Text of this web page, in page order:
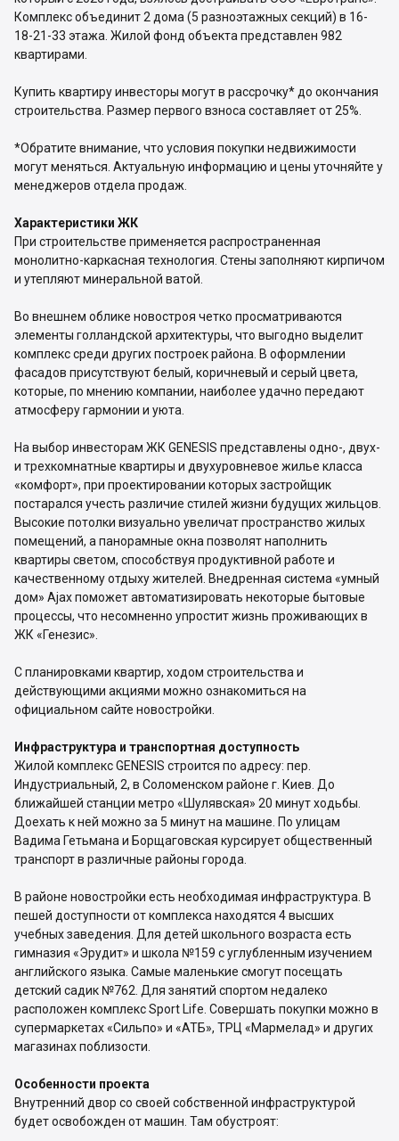
Комплекс объединит 2 дома (5 разноэтажных секций) в 16-
18-21-33 этажа. Жилой фонд объекта представлен 982
квартирами.
Купить квартиру инвесторы могут в рассрочку* до окончания
строительства. Размер первого взноса составляет от 25%.
*Обратите внимание, что условия покупки недвижимости
могут меняться. Актуальную информацию и цены уточняйте у
менеджеров отдела продаж.
Характеристики ЖК
При строительстве применяется распространенная
монолитно-каркасная технология. Стены заполняют кирпичом
и утепляют минеральной ватой.
Во внешнем облике новостроя четко просматриваются
элементы голландской архитектуры, что выгодно выделит
комплекс среди других построек района. В оформлении
фасадов присутствуют белый, коричневый и серый цвета,
которые, по мнению компании, наиболее удачно передают
атмосферу гармонии и уюта.
На выбор инвесторам ЖК GENESIS представлены одно-, двух-
и трехкомнатные квартиры и двухуровневое жилье класса
«комфорт», при проектировании которых застройщик
постарался учесть различие стилей жизни будущих жильцов.
Высокие потолки визуально увеличат пространство жилых
помещений, а панорамные окна позволят наполнить
квартиры светом, способствуя продуктивной работе и
качественному отдыху жителей. Внедренная система «умный
дом» Ajax поможет автоматизировать некоторые бытовые
процессы, что несомненно упростит жизнь проживающих в
ЖК «Генезис».
С планировками квартир, ходом строительства и
действующими акциями можно ознакомиться на
официальном сайте новостройки.
Инфраструктура и транспортная доступность
Жилой комплекс GENESIS строится по адресу: пер.
Индустриальный, 2, в Соломенском районе г. Киев. До
ближайшей станции метро «Шулявская» 20 минут ходьбы.
Доехать к ней можно за 5 минут на машине. По улицам
Вадима Гетьмана и Борщаговская курсирует общественный
транспорт в различные районы города.
В районе новостройки есть необходимая инфраструктура. В
пешей доступности от комплекса находятся 4 высших
учебных заведения. Для детей школьного возраста есть
гимназия «Эрудит» и школа №159 с углубленным изучением
английского языка. Самые маленькие смогут посещать
детский садик №762. Для занятий спортом недалеко
расположен комплекс Sport Life. Совершать покупки можно в
супермаркетах «Сильпо» и «АТБ», ТРЦ «Мармелад» и других
магазинах поблизости.
Особенности проекта
Внутренний двор со своей собственной инфраструктурой
будет освобожден от машин. Там обустроят: